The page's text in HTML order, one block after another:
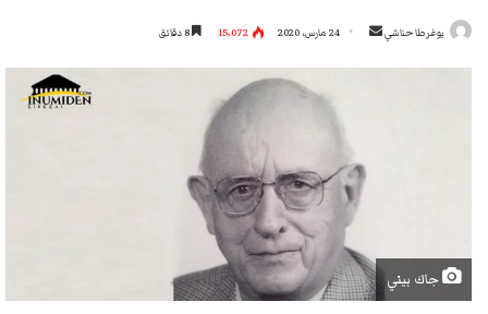
يوغرطا حناشي
أرسل
24 مارس، 2020 15٬072
جاك بيني